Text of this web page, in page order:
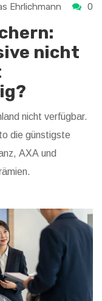
Ehrlichmann 0
nicht
nicht verfügbar.
die günstigste
AXA und